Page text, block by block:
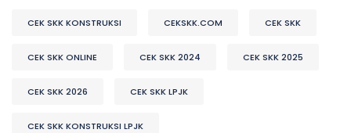
CEK SKK KONSTRUKSI CEKSKK.COM CEK SKK
CEK SKK ONLINE CEK SKK 2024 CEK SKK 2025
CEK SKK 2026 CEK SKK LPJK
CEK SKK KONSTRUKSI LPJK